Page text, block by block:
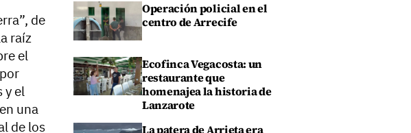
de
raíz
el
y el
una
de los
Operación policial en el
centro de Arrecife
Ecofinca Vegacosta: un
restaurante que
homenajea la historia de
Lanzarote
La patera de Arrieta era